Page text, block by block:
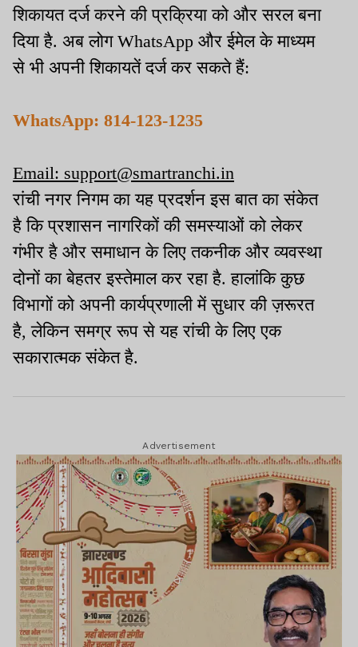
शिकायत दर्ज करने की प्रक्रिया को और सरल बना
दिया है. अब लोग WhatsApp और ईमेल के माध्यम
से भी अपनी शिकायतें दर्ज कर सकते हैं:
WhatsApp: 814-123-1235
Email: support@smartranchi.in
रांची नगर निगम का यह प्रदर्शन इस बात का संकेत
है कि प्रशासन नागरिकों की समस्याओं को लेकर
गंभीर है और समाधान के लिए तकनीक और व्यवस्था
दोनों का बेहतर इस्तेमाल कर रहा है. हालांकि कुछ
विभागों को अपनी कार्यप्रणाली में सुधार की ज़रूरत
है,लेकिन समग्र रूप से यह रांची के लिए एक
सकारात्मक संकेत है.
Advertisement